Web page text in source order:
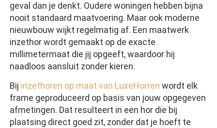
geval dan je denkt. Oudere woningen hebben bijna
nooit standaard maatvoering. Maar ook moderne
nieuwbouw wijkt regelmatig af. Een maatwerk
inzethor wordt gemaakt op de exacte
millimetermaat die jij opgeeft, waardoor hij
naadloos aansluit zonder kieren.
Bij inzethoren op maat van LuxeHorren wordt elk
frame geproduceerd op basis van jouw opgegeven
afmetingen. Dat resulteert in een hor die bij
plaatsing direct goed zit, zonder dat je hoeft te